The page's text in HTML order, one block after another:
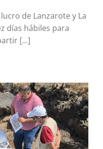
de Lanzarote y La
días hábiles para
[...]